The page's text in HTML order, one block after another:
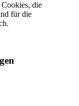
Cookies, die
für die